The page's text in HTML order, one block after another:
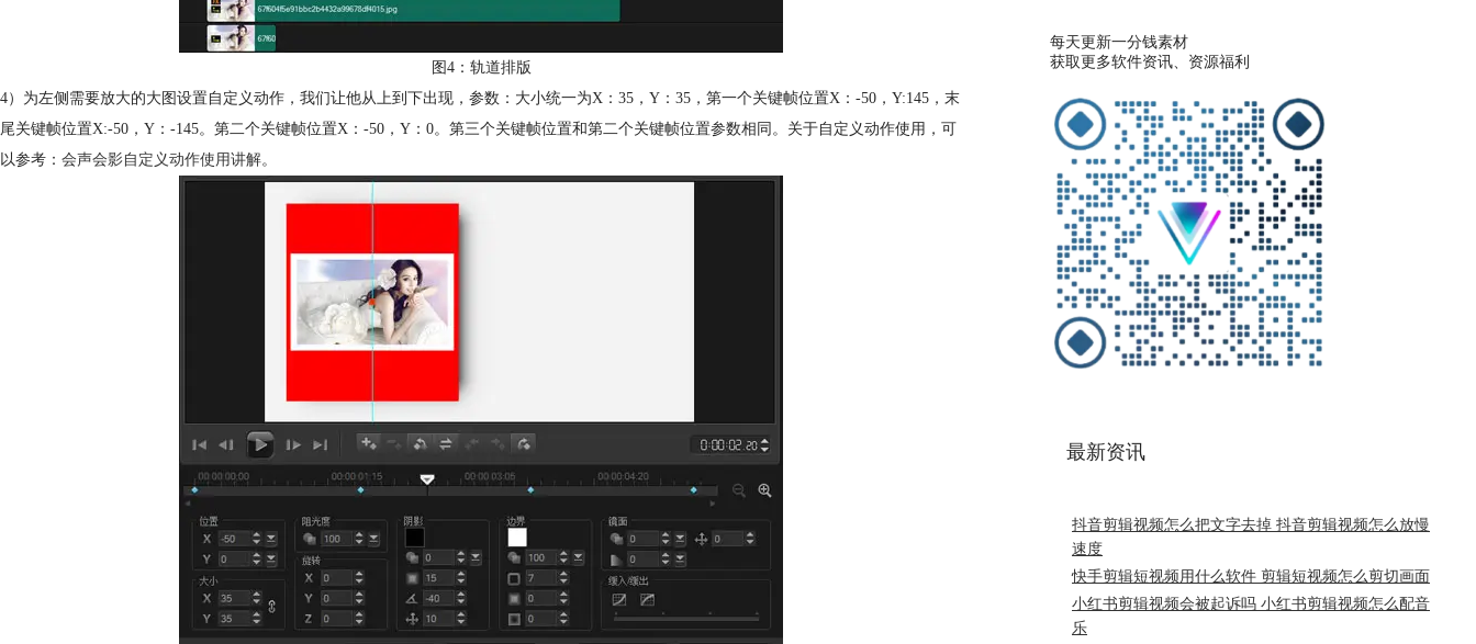
图4：轨道排版
4）为左侧需要放大的大图设置自定义动作，我们让他从上到下出现，参数：大小统一为X：35，Y：35，第一个关键帧位置X：-50，Y:145，末
尾关键帧位置X:-50，Y：-145。第二个关键帧位置X：-50，Y：0。第三个关键帧位置和第二个关键帧位置参数相同。关于自定义动作使用，可
以参考： 会声会影自定义动作使用讲解。
每天更新一分钱素材
获取更多软件资讯、资源福利
最新资讯
抖音剪辑视频怎么把文字去掉 抖音剪辑视频怎么放慢
速度
快手剪辑短视频用什么软件 剪辑短视频怎么剪切画面
小红书剪辑视频会被起诉吗 小红书剪辑视频怎么配音
乐